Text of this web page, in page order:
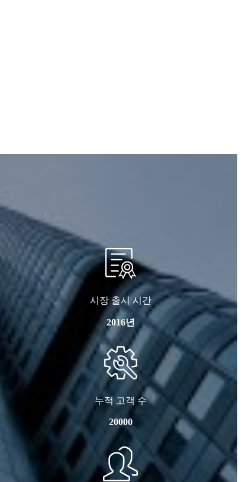
시장 출시 시간
2016년
누적 고객 수
20000